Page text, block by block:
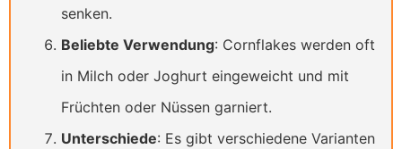
senken.
Beliebte Verwendung: Cornflakes werden oft
in Milch oder Joghurt eingeweicht und mit
Früchten oder Nüssen garniert.
Unterschiede: Es gibt verschiedene Varianten